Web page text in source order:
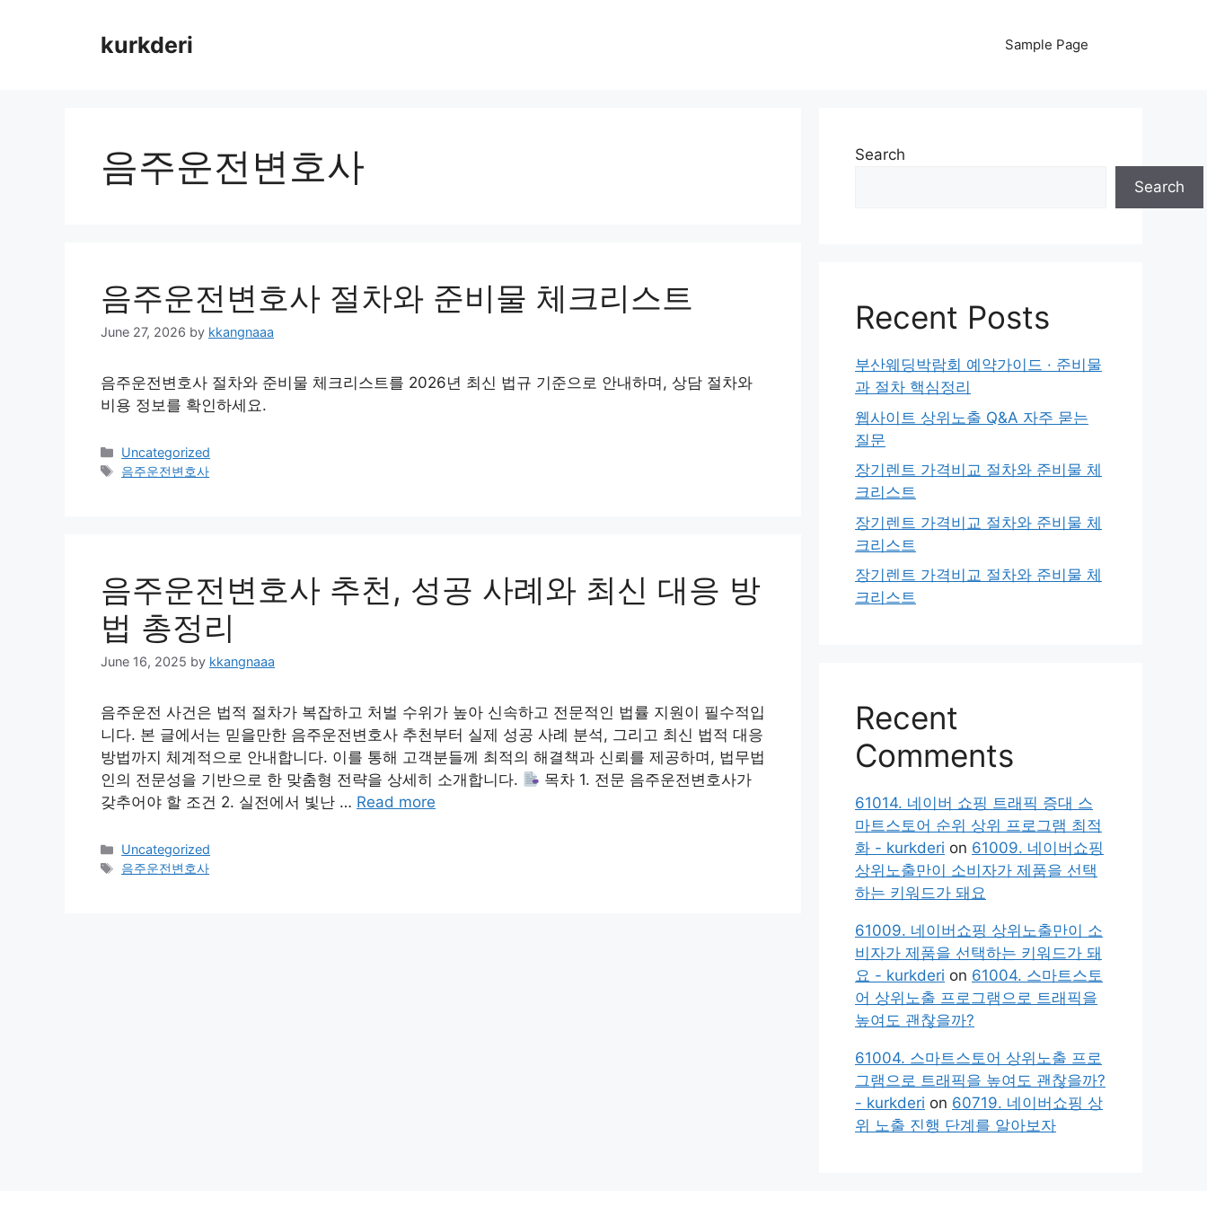
kurkderi Sample Page
음주운전변호사
음주운전변호사 절차와 준비물 체크리스트
June 27, 2026 by kkangnaaa
음주운전변호사 절차와 준비물 체크리스트를 2026년 최신 법규 기준으로 안내하며, 상담 절차와
비용 정보를 확인하세요.
Categories
Uncategorized
Tags
음주운전변호사
음주운전변호사 추천, 성공 사례와 최신 대응 방
법 총정리
June 16, 2025 by kkangnaaa
음주운전 사건은 법적 절차가 복잡하고 처벌 수위가 높아 신속하고 전문적인 법률 지원이 필수적입
니다. 본 글에서는 믿을만한 음주운전변호사 추천부터 실제 성공 사례 분석, 그리고 최신 법적 대응
방법까지 체계적으로 안내합니다. 이를 통해 고객분들께 최적의 해결책과 신뢰를 제공하며, 법무법
인의 전문성을 기반으로 한 맞춤형 전략을 상세히 소개합니다.
목차 1. 전문 음주운전변호사가
갖추어야 할 조건 2. 실전에서 빛난 … Read more
Categories
Uncategorized
Tags
음주운전변호사
Search
Search
Recent Posts
부산웨딩박람회 예약가이드 · 준비물
과 절차 핵심정리
웹사이트 상위노출 Q&A 자주 묻는
질문
장기렌트 가격비교 절차와 준비물 체
크리스트
장기렌트 가격비교 절차와 준비물 체
크리스트
장기렌트 가격비교 절차와 준비물 체
크리스트
Recent
Comments
61014. 네이버 쇼핑 트래픽 증대 스
마트스토어 순위 상위 프로그램 최적
화 - kurkderi on 61009. 네이버쇼핑
상위노출만이 소비자가 제품을 선택
하는 키워드가 돼요
61009. 네이버쇼핑 상위노출만이 소
비자가 제품을 선택하는 키워드가 돼
요 - kurkderi on 61004. 스마트스토
어 상위노출 프로그램으로 트래픽을
높여도 괜찮을까?
61004. 스마트스토어 상위노출 프로
그램으로 트래픽을 높여도 괜찮을까?
- kurkderi on 60719. 네이버쇼핑 상
위 노출 진행 단계를 알아보자